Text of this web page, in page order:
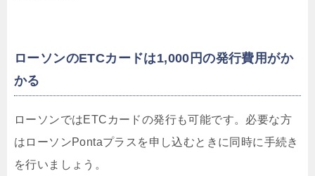
ローソンのETCカードは1,000円の発行費用がか
かる
ローソンではETCカードの発行も可能です。必要な方
はローソンPontaプラスを申し込むときに同時に手続き
を行いましょう。